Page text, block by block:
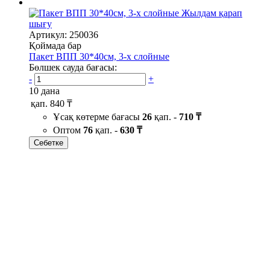
Жылдам қарап
шығу
Артикул: 250036
Қоймада бар
Пакет ВПП 30*40см, 3-х слойные
Бөлшек сауда бағасы:
-
+
10 дана
қап. 840 ₸
Ұсақ көтерме бағасы 26 қап. - 710 ₸
Оптом 76 қап. - 630 ₸
Себетке